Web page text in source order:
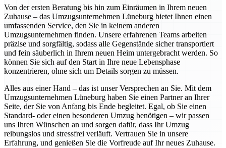
Von der ersten Beratung bis hin zum Einräumen in Ihrem neuen
Zuhause – das Umzugsunternehmen Lüneburg bietet Ihnen einen
umfassenden Service, den Sie in keinem anderen
Umzugsunternehmen finden. Unsere erfahrenen Teams arbeiten
präzise und sorgfältig, sodass alle Gegenstände sicher transportiert
und fein säuberlich in Ihrem neuen Heim untergebracht werden. So
können Sie sich auf den Start in Ihre neue Lebensphase
konzentrieren, ohne sich um Details sorgen zu müssen.
Alles aus einer Hand – das ist unser Versprechen an Sie. Mit dem
Umzugsunternehmen Lüneburg haben Sie einen Partner an Ihrer
Seite, der Sie von Anfang bis Ende begleitet. Egal, ob Sie einen
Standard- oder einen besonderen Umzug benötigen – wir passen
uns Ihren Wünschen an und sorgen dafür, dass Ihr Umzug
reibungslos und stressfrei verläuft. Vertrauen Sie in unsere
Erfahrung, und genießen Sie die Vorfreude auf Ihr neues Zuhause.